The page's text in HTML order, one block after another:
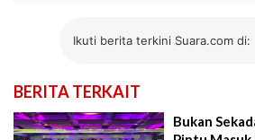
Ikuti berita terkini Suara.com di:
BERITA TERKAIT
Bukan